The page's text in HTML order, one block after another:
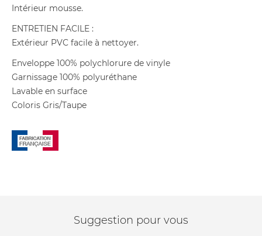
Intérieur mousse.
ENTRETIEN FACILE :
Extérieur PVC facile à nettoyer.
Enveloppe 100% polychlorure de vinyle
Garnissage 100% polyuréthane
Lavable en surface
Coloris Gris/Taupe
Suggestion pour vous